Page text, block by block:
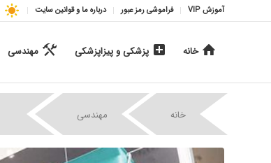
آموزش VIP فراموشی رمز عبور درباره ما و قوانین سایت
خانه پزشکی و پیزاپزشکی مهندسی
خانه مهندسی |